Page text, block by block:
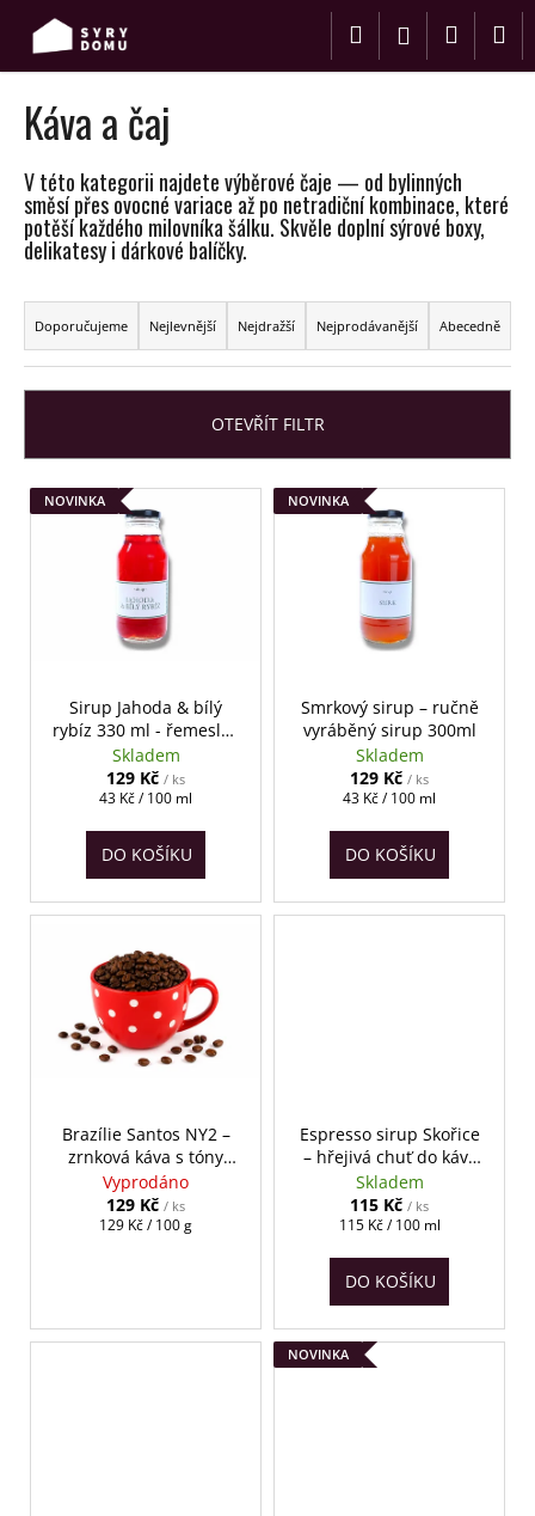
obsah
Hledat
Přihlášení
košík
Káva a čaj
V této kategorii najdete výběrové čaje — od bylinných
směsí přes ovocné variace až po netradiční kombinace, které
potěší každého milovníka šálku. Skvěle doplní sýrové boxy,
delikatesy i dárkové balíčky.
Ř
z
e
í
p
r
Doporučujeme Nejlevnější Nejdražší Nejprodávanější Abecedně
OTEVŘÍT FILTR
V
ý
NOVINKA
Sirup Jahoda & bílý
rybíz 330 ml - řemeslný
ovocný sirup
Skladem
129 Kč / ks
Měrná
43 Kč / 100 ml
DO KOŠÍKU
NOVINKA
Smrkový sirup – ručně
vyráběný sirup 300ml
Skladem
129 Kč / ks
Měrná
43 Kč / 100 ml
DO KOŠÍKU
Brazílie Santos NY2 –
zrnková káva s tóny
čokolády 100g
Vyprodáno
129 Kč / ks
Měrná
129 Kč / 100 g
Espresso sirup Skořice
– hřejivá chuť do kávy
100 ml
Skladem
115 Kč / ks
Měrná
115 Kč / 100 ml
DO KOŠÍKU
NOVINKA
š Zpět
Zpět
C
o
p
o
t
b
u
t
e
D